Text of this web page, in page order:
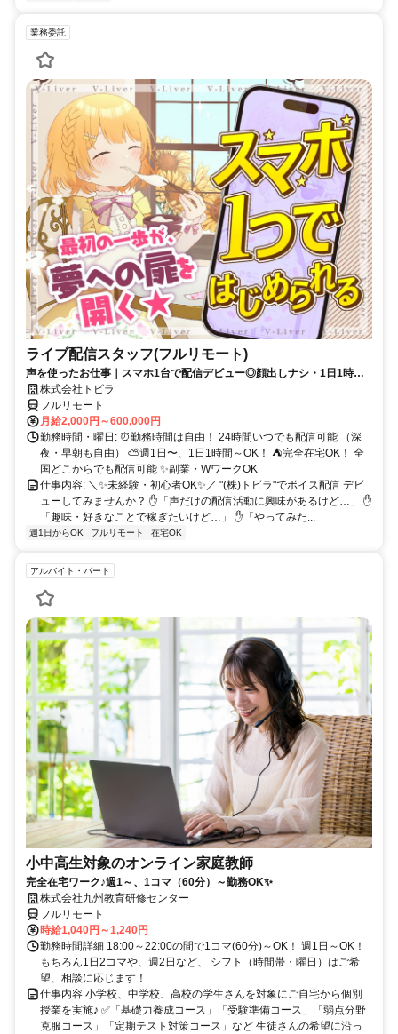
業務委託
ライブ配信スタッフ(フルリモート)
声を使ったお仕事｜スマホ1台で配信デビュー◎顔出しナシ・1日1時間
～OK♪
株式会社トビラ
フルリモート
月給2,000円～600,000円
勤務時間・曜日: ⏰勤務時間は自由！ 24時間いつでも配信可能 （深
夜・早朝も自由） ⛅週1日〜、1日1時間～OK！ ⛺完全在宅OK！ 全
国どこからでも配信可能 ✨副業・WワークOK
仕事内容: ＼✨未経験・初心者OK✨／ "(株)トビラ"でボイス配信 デビ
ューしてみませんか？ ✋「声だけの配信活動に興味があるけど…」 ✋
「趣味・好きなことで稼ぎたいけど…」 ✋「やってみた...
週1日からOK フルリモート 在宅OK
アルバイト・パート
小中高生対象のオンライン家庭教師
完全在宅ワーク♪週1～、1コマ（60分）～勤務OK✨
株式会社九州教育研修センター
フルリモート
時給1,040円～1,240円
勤務時間詳細 18:00～22:00の間で1コマ(60分)～OK！ 週1日～OK！
もちろん1日2コマや、週2日など、 シフト（時間帯・曜日）はご希
望、相談に応じます！
仕事内容 小学校、中学校、高校の学生さんを対象にご自宅から個別
授業を実施♪ ✅「基礎力養成コース」「受験準備コース」「弱点分野
克服コース」「定期テスト対策コース」など 生徒さんの希望に沿っ